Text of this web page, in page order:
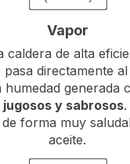
Vapor
caldera de alta
directamente
humedad generada
y sabrosos.
forma muy
aceite.